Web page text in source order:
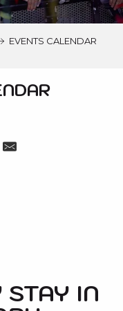
EVENTS CALENDAR
ArtLab Eclore
STAY IN